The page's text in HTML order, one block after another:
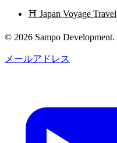
⛩️ Japan Voyage Travel
© 2026 Sampo
メールアドレス